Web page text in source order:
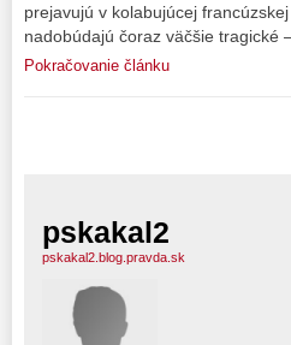
prejavujú v kolabujúcej
nadobúdajú čoraz väčšie tragické
Pokračovanie článku
pskakal2
pskakal2.blog.pravda.sk